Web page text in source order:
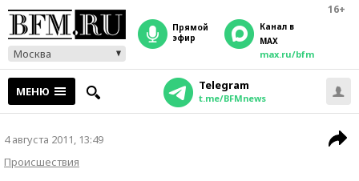
16+
Москва
прямой
эфир
Канал в
MAX
max.ru/bfm
МЕНЮ Telegram
t.me/BFMnews
4 августа 2011, 13:49
Происшествия